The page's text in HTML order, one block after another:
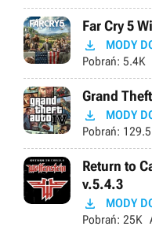
Far Cry 5
 MODY
Pobrań: 5.4K
Grand
 MODY
Pobrań:
Return to
v.5.4.3
 MODY
Pobrań: 25K